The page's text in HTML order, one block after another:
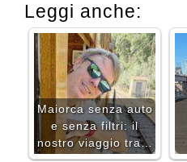
Leggi anche:
Maiorca senza auto
e senza filtri: il
nostro viaggio tra…